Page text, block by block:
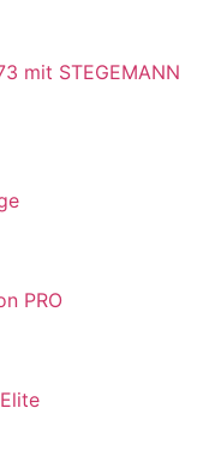
mit STEGEMANN
PRO